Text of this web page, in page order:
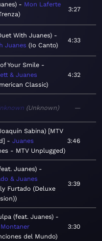
Mon Laferte
3:27
With Juanes)
Juanes
Io Canto
4:33
Your Smile
& Juanes
Classic
4:32
Unknown —
Sabina) [MTV
Juanes
- MTV Unplugged
3:46
Juanes)
& Juanes
Furtado (Deluxe
3:39
(feat. Juanes)
del Mundo
3:30